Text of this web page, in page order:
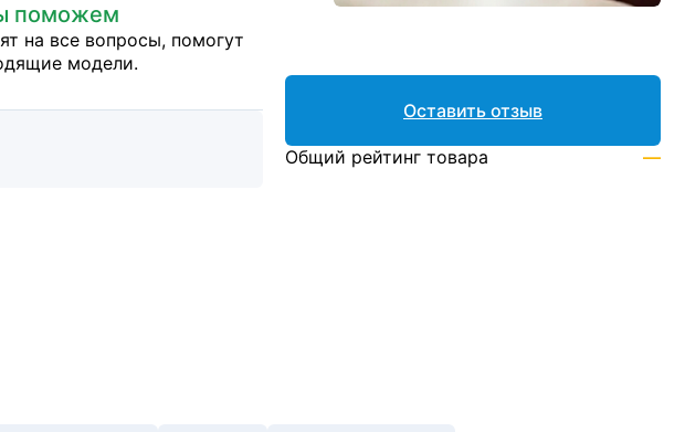
поможем
на все вопросы, помогут
модели.
Оставить отзыв
Общий рейтинг товара —